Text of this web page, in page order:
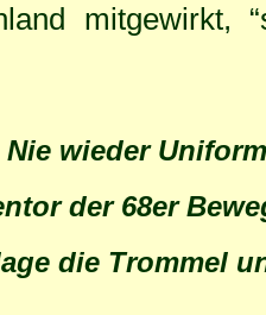
mitgewirkt,
Nie wieder Uniform
der 68er
die Trommel